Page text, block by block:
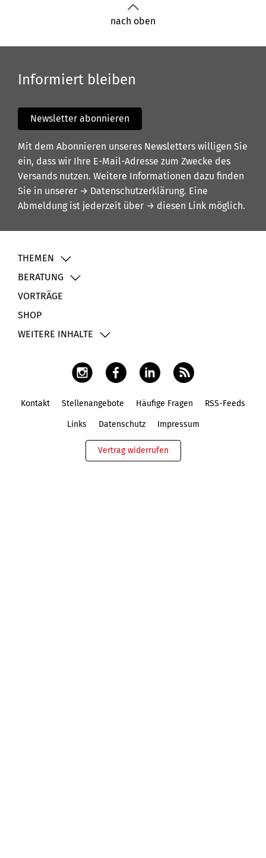
nach oben
Informiert bleiben
Newsletter abonnieren
Mit dem Abonnieren unseres Newsletters willigen Sie
ein, dass wir Ihre E-Mail-Adresse zum Zwecke des
Versands nutzen. Weitere Informationen dazu finden
Sie in unserer → Datenschutzerklärung. Eine
Abmeldung ist jederzeit über → diesen Link möglich.
THEMEN
BERATUNG
VORTRÄGE
SHOP
WEITERE INHALTE
Kontakt Stellenangebote Häufige Fragen RSS-Feeds
Links Datenschutz Impressum
Vertrag widerrufen